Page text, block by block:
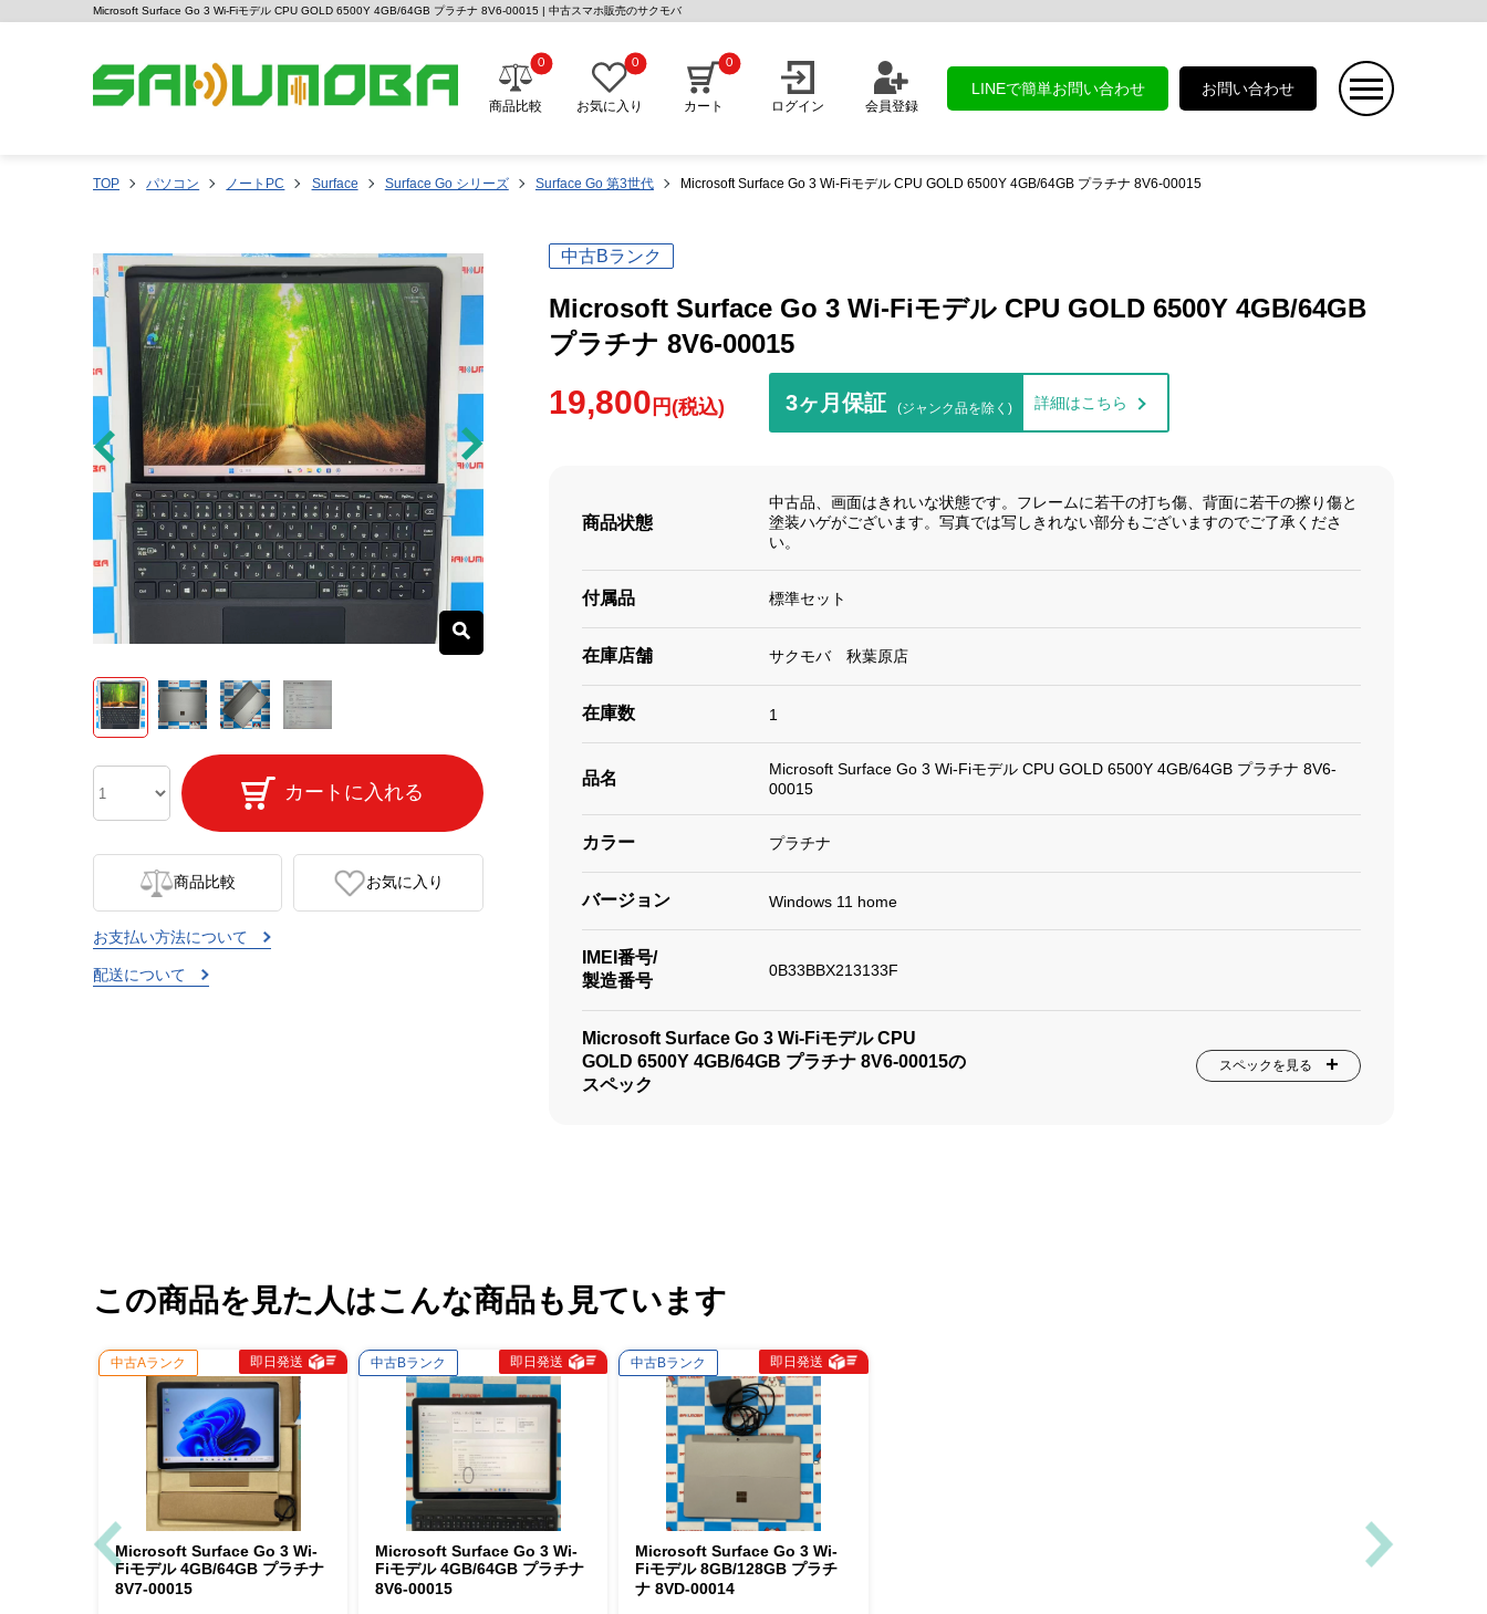
Microsoft Surface Go 3 Wi-Fiモデル CPU GOLD 6500Y 4GB/64GB プラチナ 8V6-00015 | 中古スマホ販売のサクモバ
商品比較
0
お気に入り
0
カート
0
ログイン 会員登録
LINEで簡単お問い合わせ お問い合わせ
TOP パソコン ノートPC Surface Surface Go シリーズ Surface Go 第3世代 Microsoft Surface Go 3 Wi-Fiモデル CPU GOLD 6500Y 4GB/64GB プラチナ 8V6-00015
カートに入れる
商品比較 お気に入り
お支払い方法について
配送について
中古Bランク
Microsoft Surface Go 3 Wi-Fiモデル CPU GOLD 6500Y 4GB/64GB
プラチナ 8V6-00015
19,800 円(税込) 3ヶ月保証 (ジャンク品を除く) 詳細はこちら
商品状態
中古品、画面はきれいな状態です。フレームに若干の打ち傷、背面に若干の擦り傷と
塗装ハゲがございます。写真では写しきれない部分もございますのでご了承くださ
い。
付属品 標準セット
在庫店舗 サクモバ 秋葉原店
在庫数 1
品名
Microsoft Surface Go 3 Wi-Fiモデル CPU GOLD 6500Y 4GB/64GB プラチナ 8V6-
00015
カラー プラチナ
バージョン Windows 11 home
IMEI番号/
製造番号
0B33BBX213133F
Microsoft Surface Go 3 Wi-Fiモデル CPU
GOLD 6500Y 4GB/64GB プラチナ 8V6-00015の
スペック
スペックを見る
この商品を見た人はこんな商品も見ています
中古Aランク 即日発送
Microsoft Surface Go 3 Wi-
Fiモデル 4GB/64GB プラチナ
8V7-00015
中古Bランク 即日発送
Microsoft Surface Go 3 Wi-
Fiモデル 4GB/64GB プラチナ
8V6-00015
中古Bランク 即日発送
Microsoft Surface Go 3 Wi-
Fiモデル 8GB/128GB プラチ
ナ 8VD-00014